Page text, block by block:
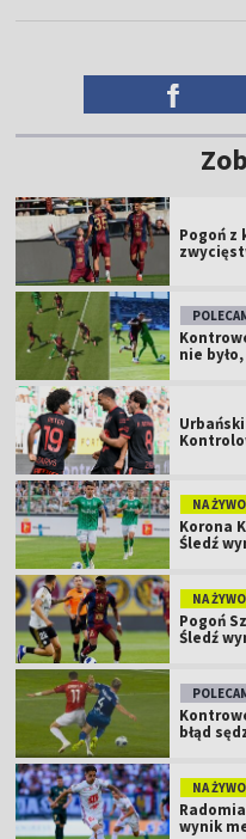
Pogoń z
nie
NA ŻYWO
Korona
Śledź
NA ŻYWO
Pogoń
Śledź
błąd
NA ŻYWO
wynik